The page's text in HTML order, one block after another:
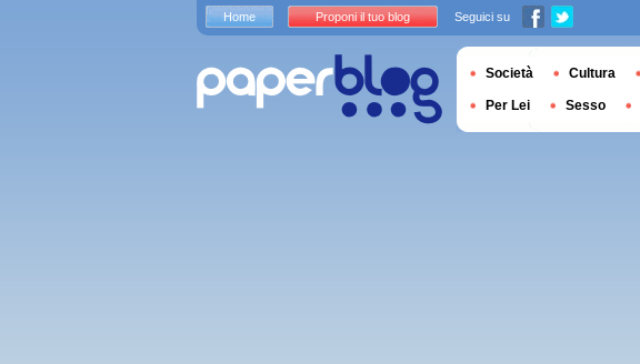
Home Proponi il tuo blog Seguici su
Società Cultura
Per Lei Sesso